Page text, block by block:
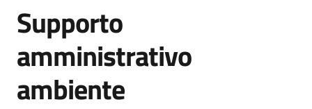
Supporto
amministrativo
ambiente